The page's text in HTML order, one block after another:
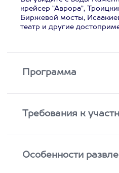
крейсер "Аврора",
Биржевой мосты,
театр и другие
Программа
Требования к
Особенности